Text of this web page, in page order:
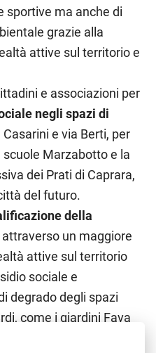
sportive ma anche di
grazie alla
attive sul territorio e
e associazioni per
negli spazi di
Casarini e via Berti, per
scuole Marzabotto e la
dei Prati di Caprara,
del futuro.
della
attraverso un maggiore
attive sul territorio
sociale e
degrado degli spazi
come i giardini Fava
finalità è stato